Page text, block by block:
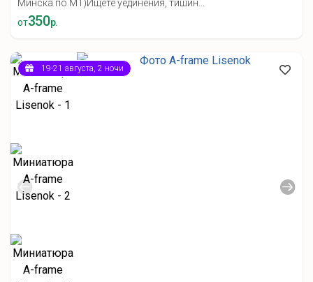
Минска по М1) ​Ищете уединения, тишин...
от350р.
19-21 августа, 2 ночи